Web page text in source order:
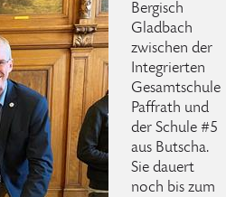
Bergisch
Gladbach
zwischen der
Integrierten
Gesamtschule
Paffrath und
der Schule #5
aus Butscha.
Sie dauert
noch bis zum